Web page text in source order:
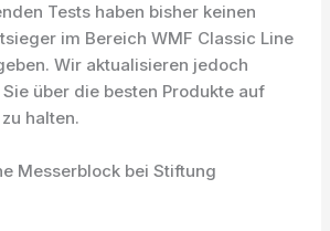
Tests haben bisher keinen
im Bereich WMF Classic Line
Wir aktualisieren jedoch
über die besten Produkte auf
halten.
Messerblock bei Stiftung